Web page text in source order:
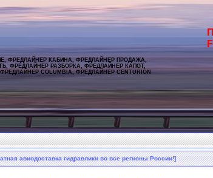
ФРЕДЛАЙНЕР КАБИНА, ФРЕДЛАЙНЕР ПРОДАЖА,
ФРЕДЛАЙНЕР РАЗБОРКА, ФРЕДЛАЙНЕР КАПОТ,
COLUMBIA, ФРЕДЛАЙНЕР CENTURION
авиодоставка гидравлики во все регионы России!]